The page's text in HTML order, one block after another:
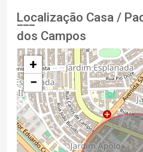
Localização Casa /
dos Campos
+
−